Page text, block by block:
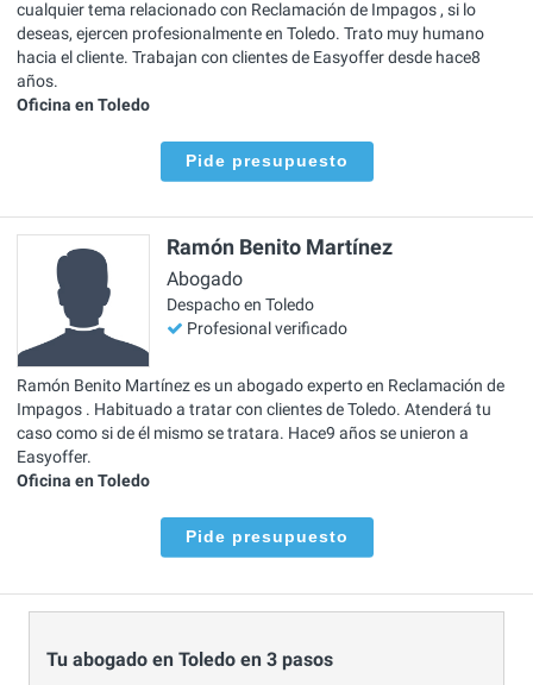
cualquier tema relacionado con Reclamación de Impagos , si lo
deseas, ejercen profesionalmente en Toledo. Trato muy humano
hacia el cliente. Trabajan con clientes de Easyoffer desde hace8
años.
Oficina en Toledo
Pide presupuesto
Ramón Benito Martínez
Abogado
Despacho en Toledo
Profesional verificado
Ramón Benito Martínez es un abogado experto en Reclamación de
Impagos . Habituado a tratar con clientes de Toledo. Atenderá tu
caso como si de él mismo se tratara. Hace9 años se unieron a
Easyoffer.
Oficina en Toledo
Pide presupuesto
Tu abogado en Toledo en 3 pasos